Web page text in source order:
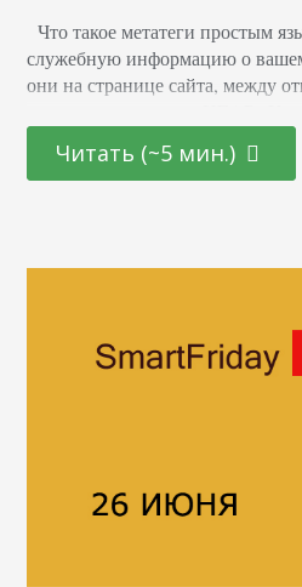
Что такое метатеги простым
служебную информацию о
они на странице сайта, между
обязательными. Пример
Поисковые системы, такие как
Перечислим…
Читать (~5 мин.)